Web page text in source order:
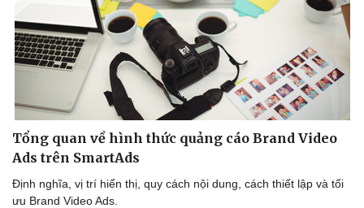
Tổng quan về hình thức quảng cáo Brand Video
Ads trên SmartAds
Định nghĩa, vị trí hiển thị, quy cách nội dung, cách thiết lập và tối
ưu Brand Video Ads.